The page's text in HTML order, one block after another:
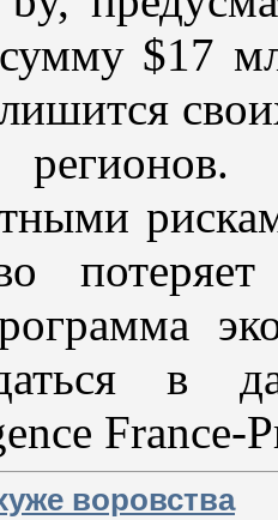
$17
в
France-
воровства